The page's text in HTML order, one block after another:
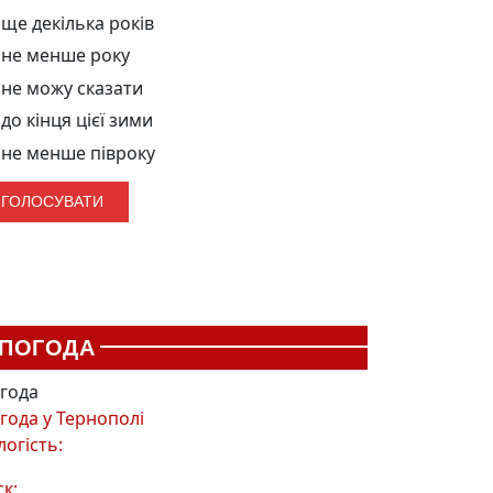
ще декілька років
не менше року
не можу сказати
до кінця цієї зими
не менше півроку
ПОГОДА
уТернополі